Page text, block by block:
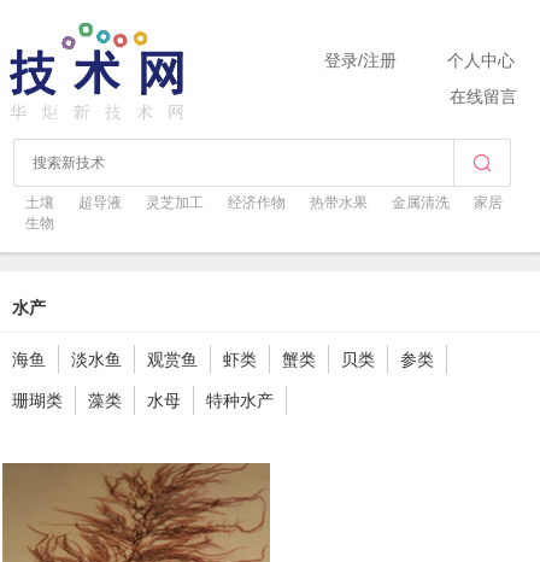
土壤 超导液 灵芝加工 经济作物 热带水果 金属清洗
家居
生物
登录/注册
个人中心
在线留言
水产
海鱼 淡水鱼 观赏鱼 虾类 蟹类 贝类 参类
珊瑚类 藻类 水母 特种水产